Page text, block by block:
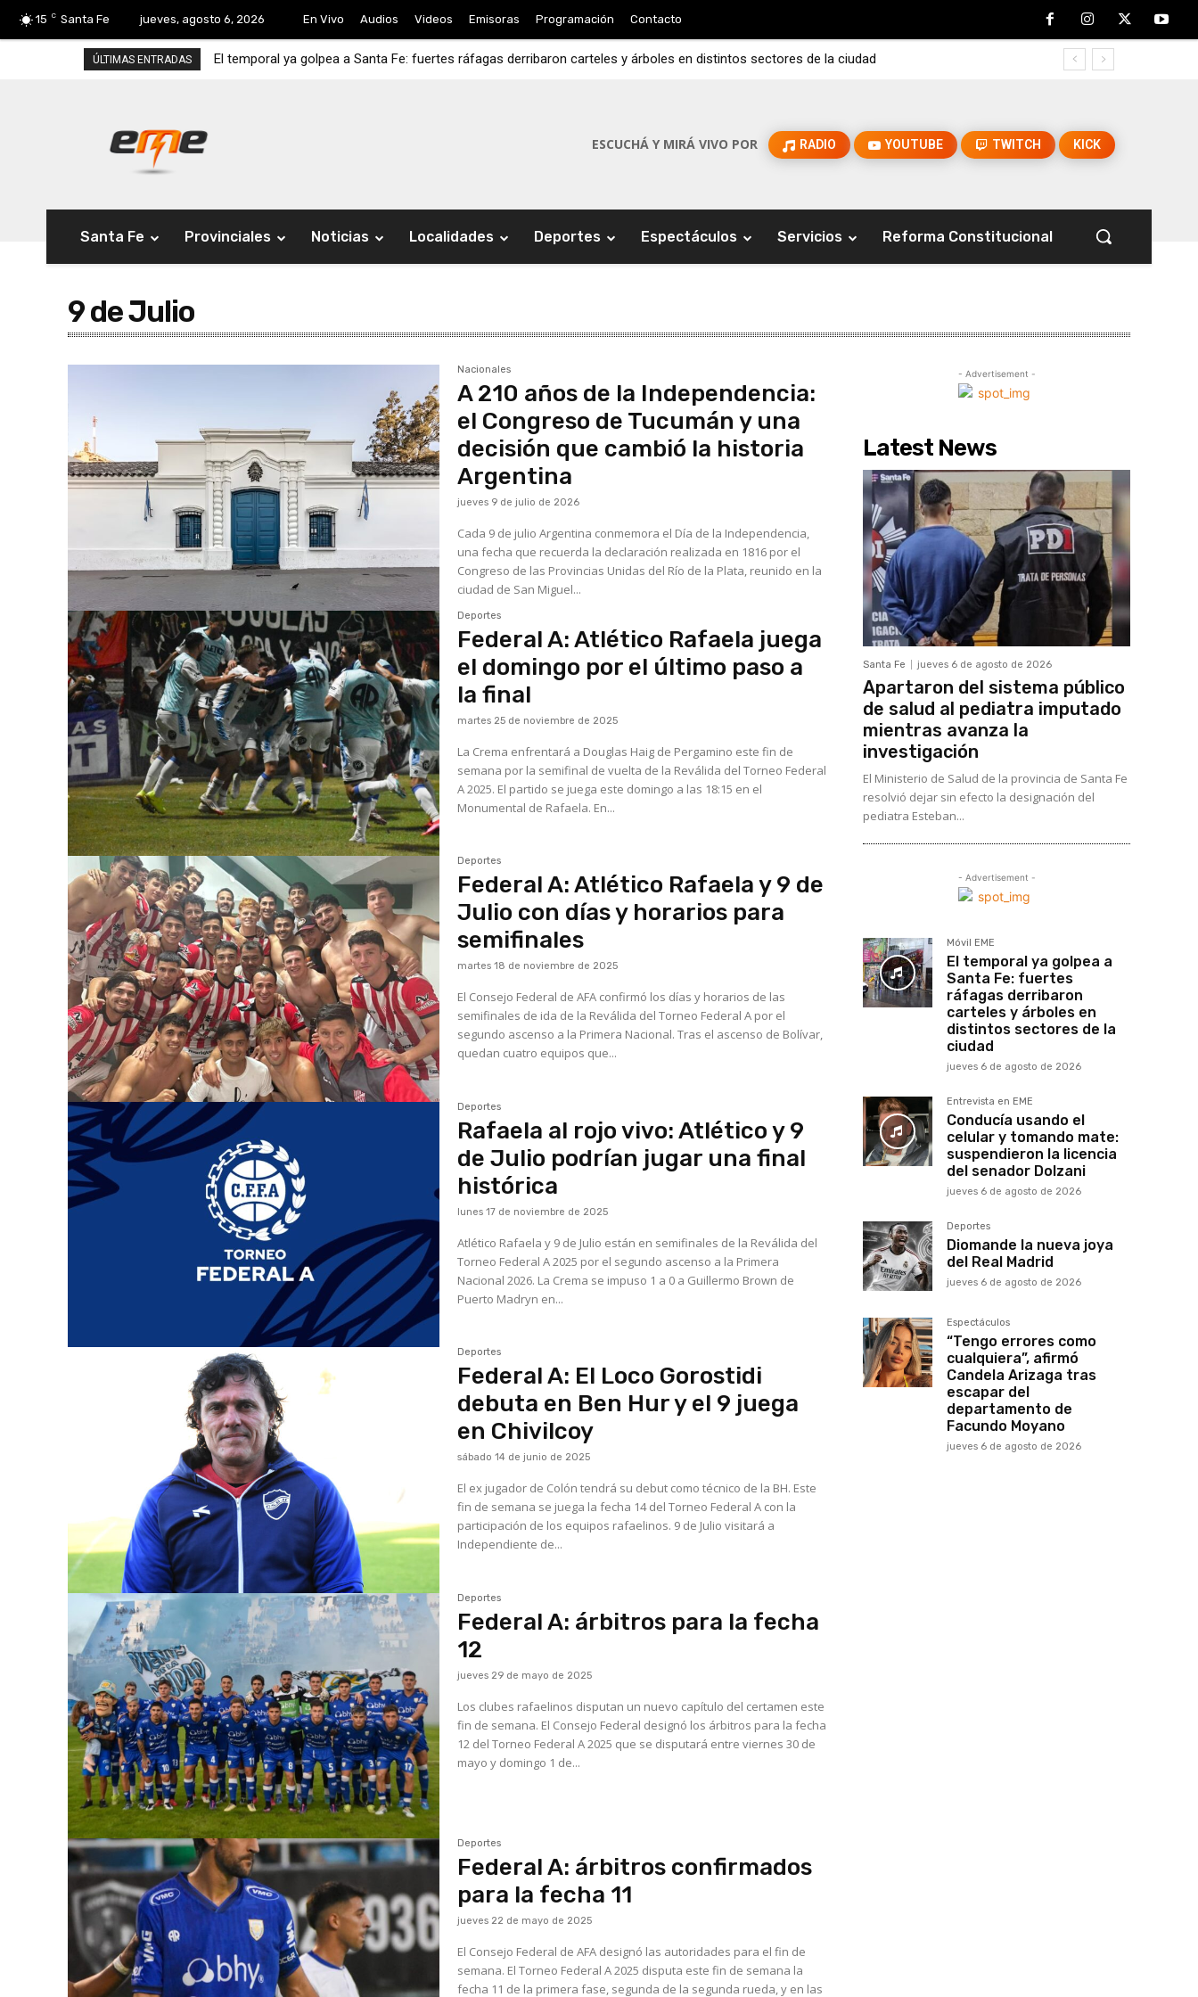
15 C Santa Fe jueves, agosto 6, 2026 En Vivo Audios Videos Emisoras Programación Contacto
ÚLTIMAS ENTRADAS El temporal ya golpea a Santa Fe: fuertes ráfagas derribaron carteles y árboles en distintos sectores de la ciudad
ESCUCHÁ Y MIRÁ VIVO POR RADIO YOUTUBE TWITCH KICK
Santa Fe Provinciales Noticias Localidades Deportes Espectáculos Servicios Reforma Constitucional
9 de Julio
Nacionales
A 210 años de la Independencia:
el Congreso de Tucumán y una
decisión que cambió la historia
Argentina
jueves 9 de julio de 2026
Cada 9 de julio Argentina conmemora el Día de la Independencia,
una fecha que recuerda la declaración realizada en 1816 por el
Congreso de las Provincias Unidas del Río de la Plata, reunido en la
ciudad de San Miguel...
Deportes
Federal A: Atlético Rafaela juega
el domingo por el último paso a
la final
martes 25 de noviembre de 2025
La Crema enfrentará a Douglas Haig de Pergamino este fin de
semana por la semifinal de vuelta de la Reválida del Torneo Federal
A 2025. El partido se juega este domingo a las 18:15 en el
Monumental de Rafaela. En...
Deportes
Federal A: Atlético Rafaela y 9 de
Julio con días y horarios para
semifinales
martes 18 de noviembre de 2025
El Consejo Federal de AFA confirmó los días y horarios de las
semifinales de ida de la Reválida del Torneo Federal A por el
segundo ascenso a la Primera Nacional. Tras el ascenso de Bolívar,
quedan cuatro equipos que...
Deportes
Rafaela al rojo vivo: Atlético y 9
de Julio podrían jugar una final
histórica
lunes 17 de noviembre de 2025
Atlético Rafaela y 9 de Julio están en semifinales de la Reválida del
Torneo Federal A 2025 por el segundo ascenso a la Primera
Nacional 2026. La Crema se impuso 1 a 0 a Guillermo Brown de
Puerto Madryn en...
Deportes
Federal A: El Loco Gorostidi
debuta en Ben Hur y el 9 juega
en Chivilcoy
sábado 14 de junio de 2025
El ex jugador de Colón tendrá su debut como técnico de la BH. Este
fin de semana se juega la fecha 14 del Torneo Federal A con la
participación de los equipos rafaelinos. 9 de Julio visitará a
Independiente de...
Deportes
Federal A: árbitros para la fecha
12
jueves 29 de mayo de 2025
Los clubes rafaelinos disputan un nuevo capítulo del certamen este
fin de semana. El Consejo Federal designó los árbitros para la fecha
12 del Torneo Federal A 2025 que se disputará entre viernes 30 de
mayo y domingo 1 de...
Deportes
Federal A: árbitros confirmados
para la fecha 11
jueves 22 de mayo de 2025
El Consejo Federal de AFA designó las autoridades para el fin de
semana. El Torneo Federal A 2025 disputa este fin de semana la
fecha 11 de la primera fase, segunda de la segunda rueda, y en las
- Advertisement -
Latest News
Santa Fe jueves 6 de agosto de 2026
Apartaron del sistema público
de salud al pediatra imputado
mientras avanza la
investigación
El Ministerio de Salud de la provincia de Santa Fe
resolvió dejar sin efecto la designación del
pediatra Esteban...
- Advertisement -
Móvil EME
El temporal ya golpea a
Santa Fe: fuertes
ráfagas derribaron
carteles y árboles en
distintos sectores de la
ciudad
jueves 6 de agosto de 2026
Entrevista en EME
Conducía usando el
celular y tomando mate:
suspendieron la licencia
del senador Dolzani
jueves 6 de agosto de 2026
Deportes
Diomande la nueva joya
del Real Madrid
jueves 6 de agosto de 2026
Espectáculos
“Tengo errores como
cualquiera”, afirmó
Candela Arizaga tras
escapar del
departamento de
Facundo Moyano
jueves 6 de agosto de 2026